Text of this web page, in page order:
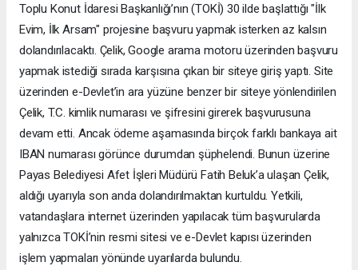
Toplu Konut İdaresi Başkanlığı’nın (TOKİ) 30 ilde başlattığı "İlk
Evim, İlk Arsam" projesine başvuru yapmak isterken az kalsın
dolandırılacaktı. Çelik, Google arama motoru üzerinden başvuru
yapmak istediği sırada karşısına çıkan bir siteye giriş yaptı. Site
üzerinden e-Devlet’in ara yüzüne benzer bir siteye yönlendirilen
Çelik, T.C. kimlik numarası ve şifresini girerek başvurusuna
devam etti. Ancak ödeme aşamasında birçok farklı bankaya ait
IBAN numarası görünce durumdan şüphelendi. Bunun üzerine
Payas Belediyesi Afet İşleri Müdürü Fatih Beluk’a ulaşan Çelik,
aldığı uyarıyla son anda dolandırılmaktan kurtuldu. Yetkili,
vatandaşlara internet üzerinden yapılacak tüm başvurularda
yalnızca TOKİ’nin resmi sitesi ve e-Devlet kapısı üzerinden
işlem yapmaları yönünde uyarılarda bulundu.